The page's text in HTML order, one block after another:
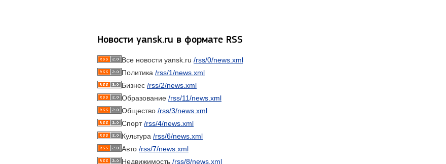
Новости yansk.ru в формате RSS
Все новости yansk.ru /rss/0/news.xml
Политика /rss/1/news.xml
Бизнес /rss/2/news.xml
Образование /rss/11/news.xml
Общество /rss/3/news.xml
Спорт/rss/4/news.xml
Культура /rss/6/news.xml
Авто /rss/7/news.xml
Недвижимость /rss/8/news.xml